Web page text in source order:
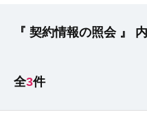
『 契約情報の照会 』
3